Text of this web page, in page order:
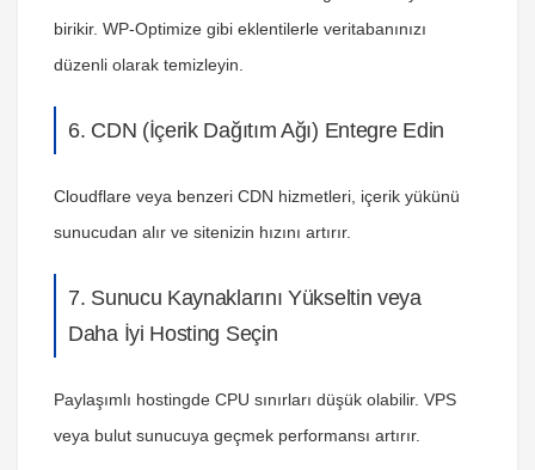
birikir. WP-Optimize gibi eklentilerle veritabanınızı
düzenli olarak temizleyin.
6. CDN (İçerik Dağıtım Ağı) Entegre Edin
Cloudflare veya benzeri CDN hizmetleri, içerik yükünü
sunucudan alır ve sitenizin hızını artırır.
7. Sunucu Kaynaklarını Yükseltin veya
Daha İyi Hosting Seçin
Paylaşımlı hostingde CPU sınırları düşük olabilir. VPS
veya bulut sunucuya geçmek performansı artırır.